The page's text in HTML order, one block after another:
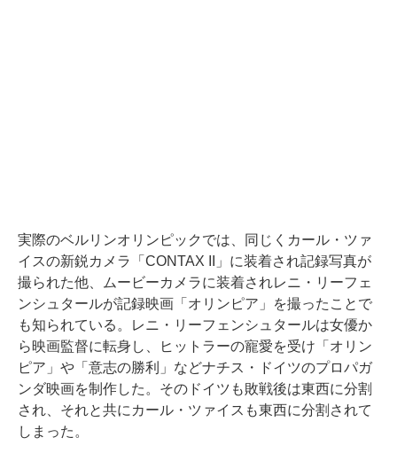
実際のベルリンオリンピックでは、同じくカール・ツァ
イスの新鋭カメラ「CONTAX II」に装着され記録写真が
撮られた他、ムービーカメラに装着されレニ・リーフェ
ンシュタールが記録映画「オリンピア」を撮ったことで
も知られている。レニ・リーフェンシュタールは女優か
ら映画監督に転身し、ヒットラーの寵愛を受け「オリン
ピア」や「意志の勝利」などナチス・ドイツのプロパガ
ンダ映画を制作した。そのドイツも敗戦後は東西に分割
され、それと共にカール・ツァイスも東西に分割されて
しまった。